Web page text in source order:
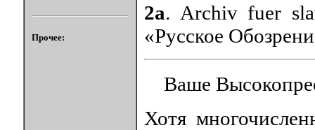
Прочее:
2а. Archiv fuеr
«Русское
Ваше
Хотя